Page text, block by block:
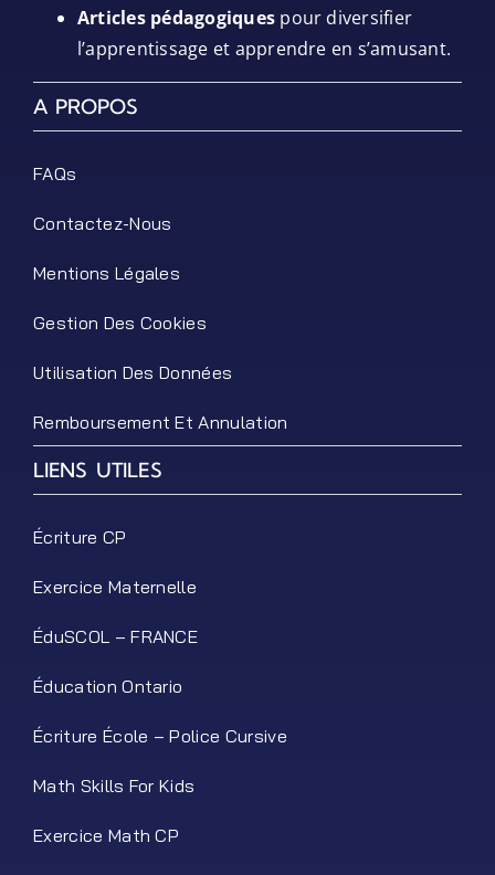
Articles pédagogiques pour diversifier
l’apprentissage et apprendre en s’amusant.
A PROPOS
FAQs
Contactez-Nous
Mentions Légales
Gestion Des Cookies
Utilisation Des Données
Remboursement Et Annulation
LIENS UTILES
Écriture CP
Exercice Maternelle
ÉduSCOL – FRANCE
Éducation Ontario
Écriture École – Police Cursive
Math Skills For Kids
Exercice Math CP